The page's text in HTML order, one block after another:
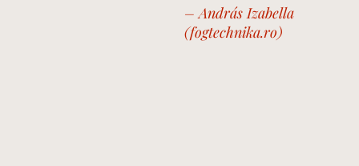
– András Izabella
(fogtechnika.ro)